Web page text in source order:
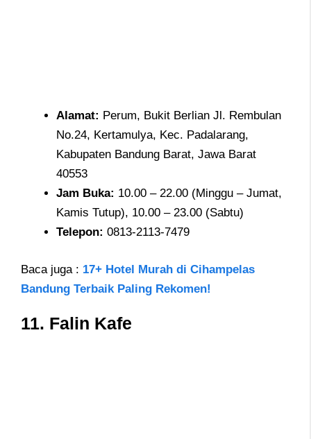
Alamat: Perum, Bukit Berlian Jl. Rembulan
No.24, Kertamulya, Kec. Padalarang,
Kabupaten Bandung Barat, Jawa Barat
40553
Jam Buka: 10.00 – 22.00 (Minggu – Jumat,
Kamis Tutup), 10.00 – 23.00 (Sabtu)
Telepon: 0813-2113-7479
Baca juga : 17+ Hotel Murah di Cihampelas
Bandung Terbaik Paling Rekomen!
11. Falin Kafe